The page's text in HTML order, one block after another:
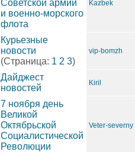
Советской армии
и военно-морского
флота
Kazbek
Курьезные
новости
(Страница: 1 2 3)
vip-bomzh
Дайджест
новостей
Kiril
7 ноября день
Великой
Октябрьской
Социалистической
Революции
Veter-severny